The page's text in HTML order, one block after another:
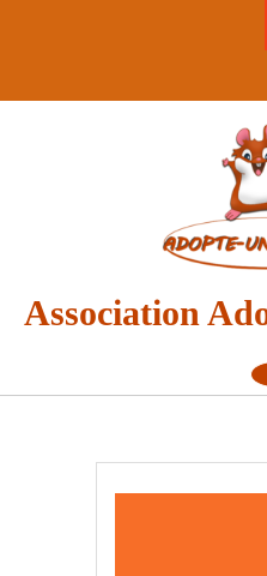
Association